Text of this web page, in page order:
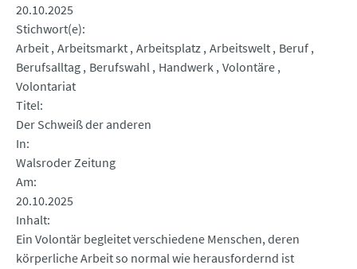
20.10.2025
Stichwort(e)
Arbeit Arbeitsmarkt Arbeitsplatz Arbeitswelt Beruf
Berufsalltag Berufswahl Handwerk Volontäre
Volontariat
Titel
Der Schweiß der anderen
In
Walsroder Zeitung
Am
20.10.2025
Inhalt
Ein Volontär begleitet verschiedene Menschen, deren
körperliche Arbeit so normal wie herausfordernd ist